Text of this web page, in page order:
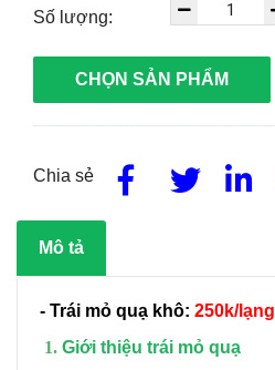
Số lượng:
CHỌN SẢN PHẨM
Chia sẻ
Mô tả
- Trái mỏ quạ khô: 250k/lạng
Giới thiệu trái mỏ quạ